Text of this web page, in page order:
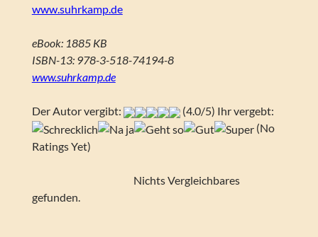
www.suhrkamp.de
eBook: 1885 KB
ISBN-13: 978-3-518-74194-8
www.suhrkamp.de
Der Autor vergibt:
(4.0/5) Ihr vergebt:
(No
Ratings Yet)
Nichts Vergleichbares
gefunden.